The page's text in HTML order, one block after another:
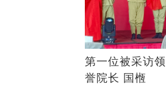
第一位被采访
誉院长 国㮓